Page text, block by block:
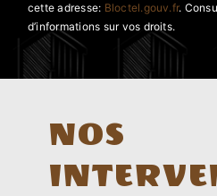
cette adresse: Bloctel.gouv.fr.
d’informations sur vos droits.
NOS